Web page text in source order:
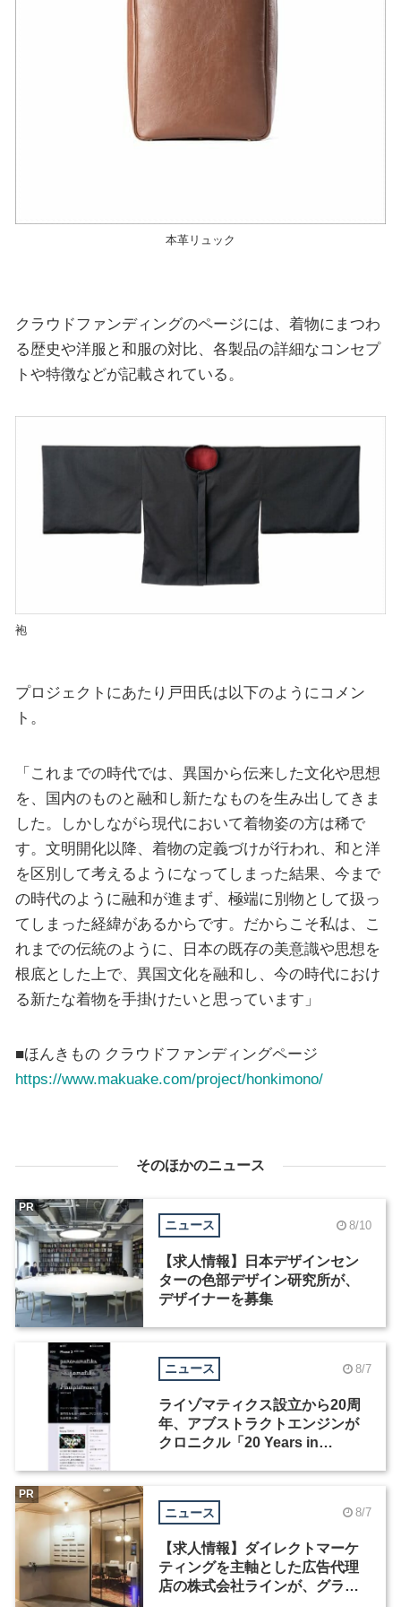
本革リュック
クラウドファンディングのページには、着物にまつわ
る歴史や洋服と和服の対比、各製品の詳細なコンセプ
トや特徴などが記載されている。
袍
プロジェクトにあたり戸田氏は以下のようにコメン
ト。
「これまでの時代では、異国から伝来した文化や思想
を、国内のものと融和し新たなものを生み出してきま
した。しかしながら現代において着物姿の方は稀で
す。文明開化以降、着物の定義づけが行われ、和と洋
を区別して考えるようになってしまった結果、今まで
の時代のように融和が進まず、極端に別物として扱っ
てしまった経緯があるからです。だからこそ私は、こ
れまでの伝統のように、日本の既存の美意識や思想を
根底とした上で、異国文化を融和し、今の時代におけ
る新たな着物を手掛けたいと思っています」
■ほんきもの クラウドファンディングページ
https://www.makuake.com/project/honkimono/
そのほかのニュース
ニュース 8/10
【求人情報】日本デザインセン
ターの色部デザイン研究所が、
デザイナーを募集
PR
ニュース 8/7
ライゾマティクス設立から20周
年、アブストラクトエンジンが
クロニクル「20 Years in
ニュース 8/7
【求人情報】ダイレクトマーケ
ティングを主軸とした広告代理
店の株式会社ラインが、グラフ
PR